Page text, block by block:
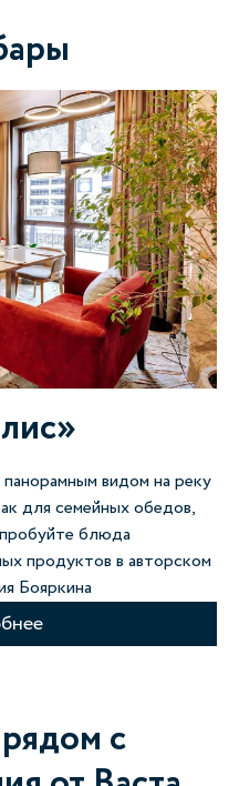
видом на реку
для семейных обедов,
блюда
продуктов в авторском
Бояркина
с